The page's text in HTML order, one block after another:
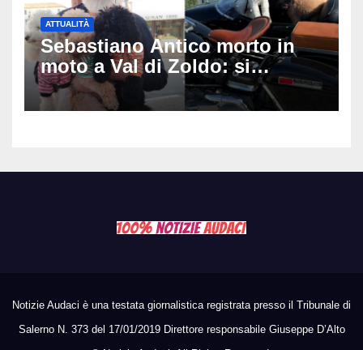
ATTUALITÀ
Sebastiano Antico morto in
moto a Val di Zoldo: si
schianta con il sidecar, salvi i
due cagnolini
Notizie Audaci è una testata giornalistica registrata presso il Tribunale di
Salerno N. 373 del 17/01/2019 Direttore responsabile Giuseppe D’Alto